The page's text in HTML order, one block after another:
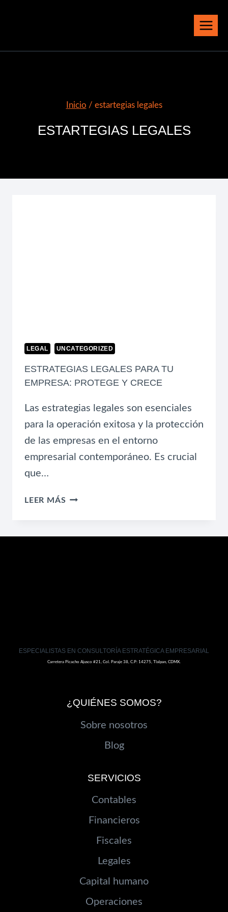
Inicio / estartegias legales
ESTARTEGIAS LEGALES
LEGAL UNCATEGORIZED
ESTRATEGIAS LEGALES PARA TU
EMPRESA: PROTEGE Y CRECE
Las estrategias legales son esenciales
para la operación exitosa y la protección
de las empresas en el entorno
empresarial contemporáneo. Es crucial
que…
LEER MÁS ESTRATEGIAS
TU
ESPECIALISTAS EN CONSULTORÍA ESTRATÉGICA EMPRESARIAL
Carretera Picacho Ajusco #21, Col. Paraje 38, C.P: 14275, Tlalpan, CDMX.
¿QUIÉNES SOMOS?
Sobre nosotros
Blog
SERVICIOS
Contables
Financieros
Fiscales
Legales
Capital humano
Operaciones